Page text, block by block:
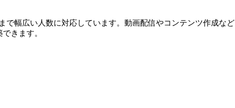
で幅広い人数に対応しています。動画配信やコンテンツ作成など
きます。